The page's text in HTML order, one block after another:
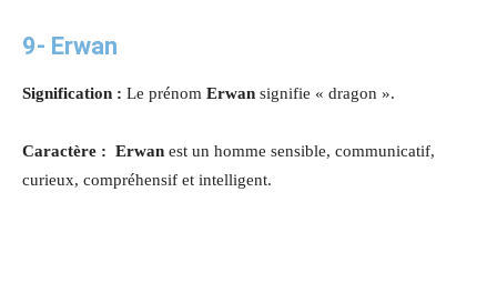
9- Erwan
Signification : Le prénom Erwan signifie « dragon ».
Caractère : Erwan est un homme sensible, communicatif,
curieux, compréhensif et intelligent.